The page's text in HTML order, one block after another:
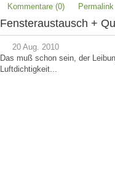
Kommentare (0) Permalink
Fensteraustausch +
20 Aug. 2010
Das muß schon sein, der
Luftdichtigkeit...